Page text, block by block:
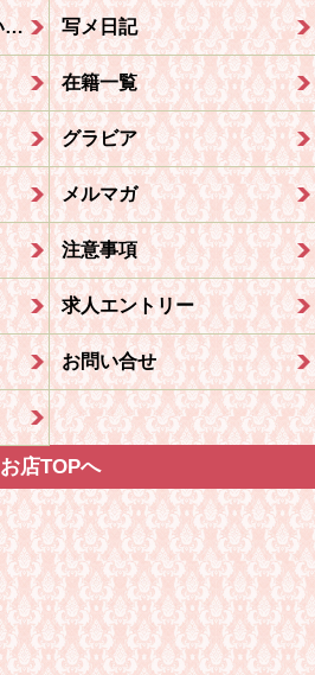
待ち時間情報（今すぐいける娘） 写メ日記
在籍一覧
グラビア
メルマガ
注意事項
求人エントリー
お問い合せ
お店TOPへ